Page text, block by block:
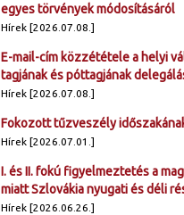
egyes törvények módosításáról
Hírek [2026.07.08.]
E-mail-cím közzététele a helyi
tagjának és póttagjának
Hírek [2026.07.08.]
Fokozott tűzveszély
Hírek [2026.07.01.]
I. és II. fokú figyelmeztetés a
miatt Szlovákia nyugati és déli
Hírek [2026.06.26.]